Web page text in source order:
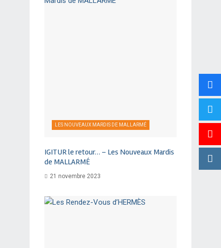
LES NOUVEAUX MARDIS DE MALLARMÉ
IGITUR le retour… – Les Nouveaux Mardis
de MALLARMÉ
21 novembre 2023